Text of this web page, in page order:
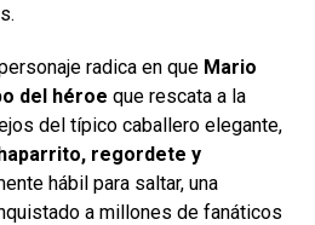
radica en que Mario
del héroe que rescata a la
del típico caballero elegante,
regordete y
hábil para saltar, una
a millones de fanáticos